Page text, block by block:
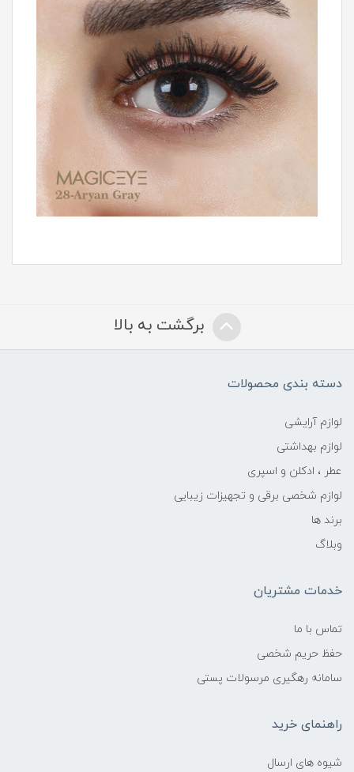
برگشت به بالا
دسته بندی محصولات
لوازم آرایشی
لوازم بهداشتی
عطر ، ادکلن و اسپری
لوازم شخصی برقی و تجهیزات زیبایی
برند ها
وبلاگ
خدمات مشتریان
تماس با ما
حفظ حریم شخصی
سامانه رهگیری مرسولات پستی
راهنمای خرید
شیوه های ارسال